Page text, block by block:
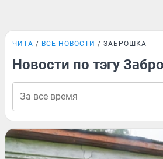
ЧИТА ВСЕ НОВОСТИ ЗАБРОШКА
Новости по тэгу